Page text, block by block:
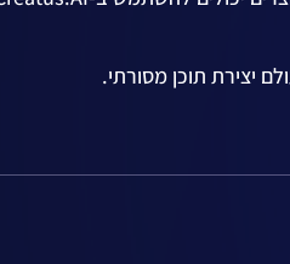
יצירת תוכן מסורתי.